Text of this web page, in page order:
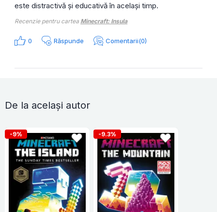
este distractivă și educativă în același timp.
Recenzie pentru cartea Minecraft: Insula
0 Răspunde Comentarii(0)
De la același autor
-9% -9.3%